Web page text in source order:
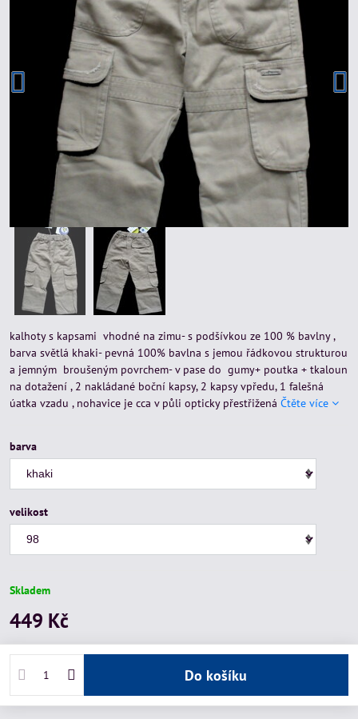
kalhoty s kapsami vhodné na zimu- s podšívkou ze 100 % bavlny ,
barva světlá khaki- pevná 100% bavlna s jemou řádkovou strukturou
a jemným broušeným povrchem- v pase do gumy+ poutka + tkaloun
na dotažení , 2 nakládané boční kapsy, 2 kapsy vpředu, 1 falešná
úatka vzadu , nohavice je cca v půli opticky přestřižená Čtěte více
barva
velikost
Skladem
449 Kč
Do košíku